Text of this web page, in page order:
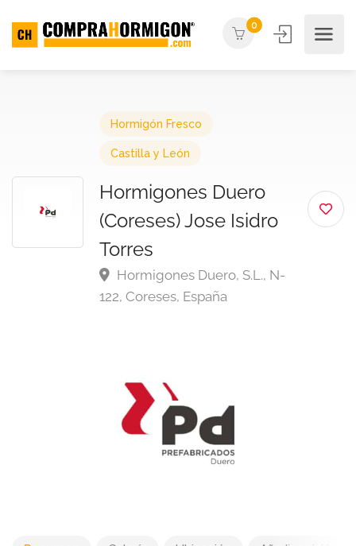
0
Hormigón Fresco
Castilla y León
Hormigones Duero
(Coreses) Jose Isidro
Torres
Hormigones Duero, S.L., N-
122, Coreses, España